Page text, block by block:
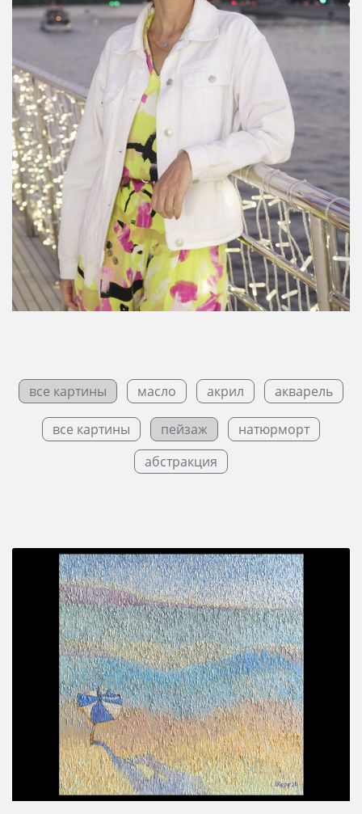
все картины масло акрил акварель
все картины пейзаж
натюрморт
абстракция